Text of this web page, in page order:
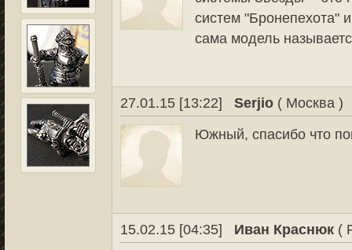
систем "Бронепехота"
сама модель
27.01.15 [13:22] Serjio ( Москва )
Южный, спасибо что
15.02.15 [04:35] Иван Краснюк (